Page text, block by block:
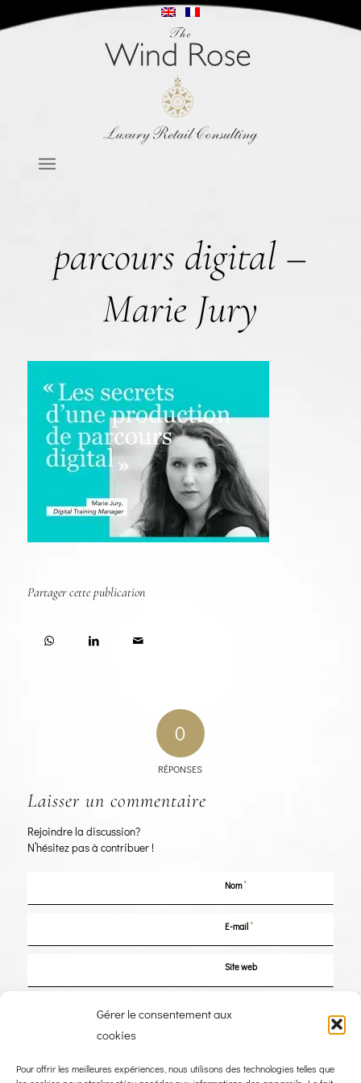
Gérer le consentement aux
cookies
Pour offrir les meilleures expériences, nous utilisons des technologies telles que
parcours digital –
Marie Jury
Partager cette publication
0
RÉPONSES
Laisser un commentaire
Rejoindre la discussion?
N’hésitez pas à contribuer !
Nom*
E-mail*
Site web
Enregistrer mon nom, mon e-mail et mon site dans le navigateur pour mon
prochain commentaire.